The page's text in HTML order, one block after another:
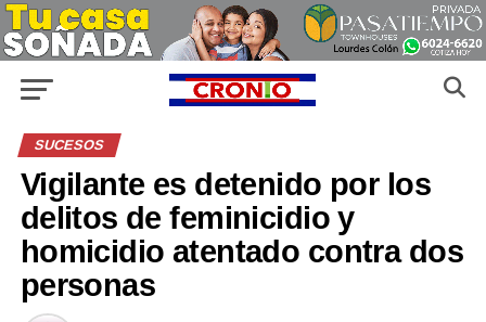
SUCESOS
Vigilante es detenido por los
delitos de feminicidio y
homicidio atentado contra dos
personas